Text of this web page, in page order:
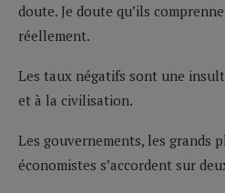
doute. Je doute qu’ils
réellement.
Les taux négatifs sont une
et à la civilisation.
Les gouvernements, les grands
économistes s’accordent sur